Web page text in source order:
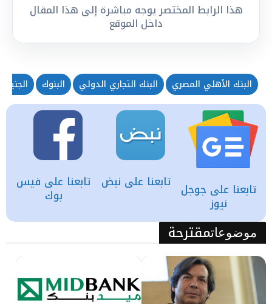
هذا الرابط المختصر يوجه مباشرة إلى هذا المقال
داخل الموقع
البنك الأهلي المصري البنك التجاري الدولي البنوك
تابعنا على فيس
بوك
تابعنا على نبض تابعنا على جوجل
نيوز
موضوعاتمقترحة